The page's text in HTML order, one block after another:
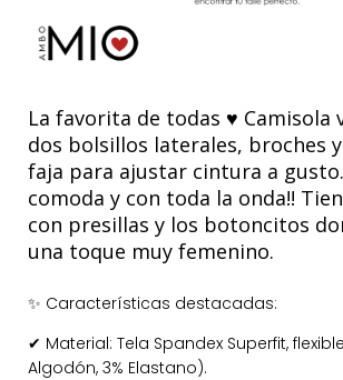
La favorita de todas ♥ Camisola
dos bolsillos laterales, broches
faja para ajustar cintura a
comoda y con toda la onda!!
con presillas y los botoncitos
una toque muy femenino.
✨ Características destacadas:
✔ Material: Tela Spandex Superfit,
Algodón, 3% Elastano).